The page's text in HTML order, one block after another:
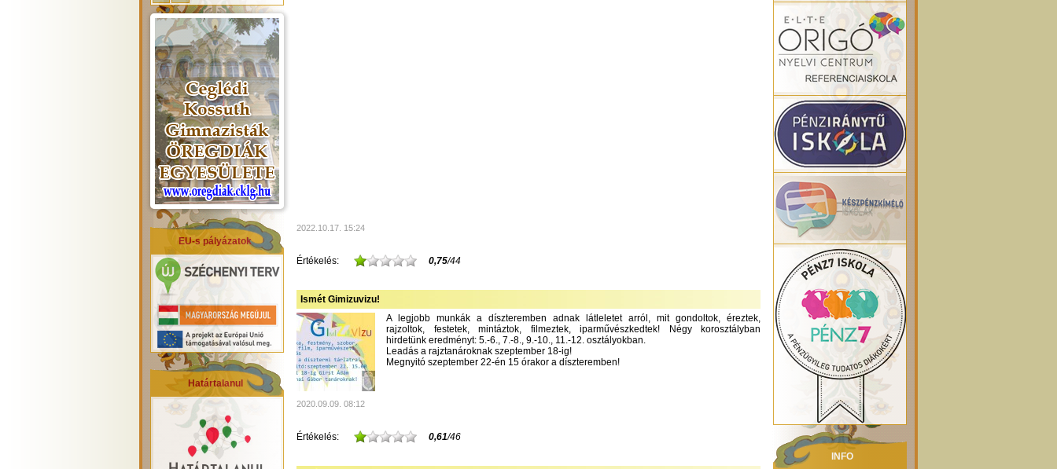
EU-s pályázatok
Határtalanul
2022.10.17. 15:24
Értékelés: 0,75/44
Ismét Gimizuvizu!
A legjobb munkák a díszteremben adnak látleletet arról, mit gondoltok, éreztek,
rajzoltok, festetek, mintáztok, filmeztek, iparművészkedtek! Négy korosztályban
hirdetünk eredményt: 5.-6., 7.-8., 9.-10., 11.-12. osztályokban.
Leadás a rajztanároknak szeptember 18-ig!
Megnyitó szeptember 22-én 15 órakor a díszteremben!
2020.09.09. 08:12
Értékelés: 0,61/46
INFO